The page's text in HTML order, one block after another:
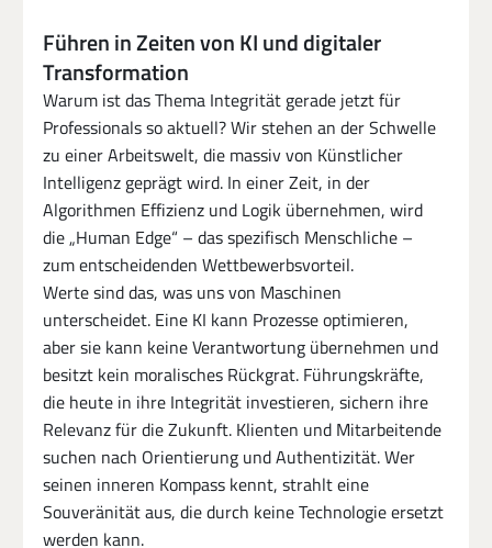
Führen in Zeiten von KI und digitaler
Transformation
Warum ist das Thema Integrität gerade jetzt für
Professionals so aktuell? Wir stehen an der Schwelle
zu einer Arbeitswelt, die massiv von Künstlicher
Intelligenz geprägt wird. In einer Zeit, in der
Algorithmen Effizienz und Logik übernehmen, wird
die „Human Edge“ – das spezifisch Menschliche –
zum entscheidenden Wettbewerbsvorteil.
Werte sind das, was uns von Maschinen
unterscheidet. Eine KI kann Prozesse optimieren,
aber sie kann keine Verantwortung übernehmen und
besitzt kein moralisches Rückgrat. Führungskräfte,
die heute in ihre Integrität investieren, sichern ihre
Relevanz für die Zukunft. Klienten und Mitarbeitende
suchen nach Orientierung und Authentizität. Wer
seinen inneren Kompass kennt, strahlt eine
Souveränität aus, die durch keine Technologie ersetzt
werden kann.